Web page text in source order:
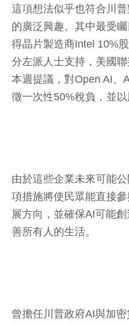
這項想法似乎也符合川
的廣泛興趣。其中最受
得晶片製造商Intel 10%
分左派人士支持，美國
本週提議，對Open AI、
徵一次性50%稅負，並以
由於這些企業未來可能
項措施將使民眾能直接
展方向，並確保AI可能
善所有人的生活。
曾擔任川普政府AI與加